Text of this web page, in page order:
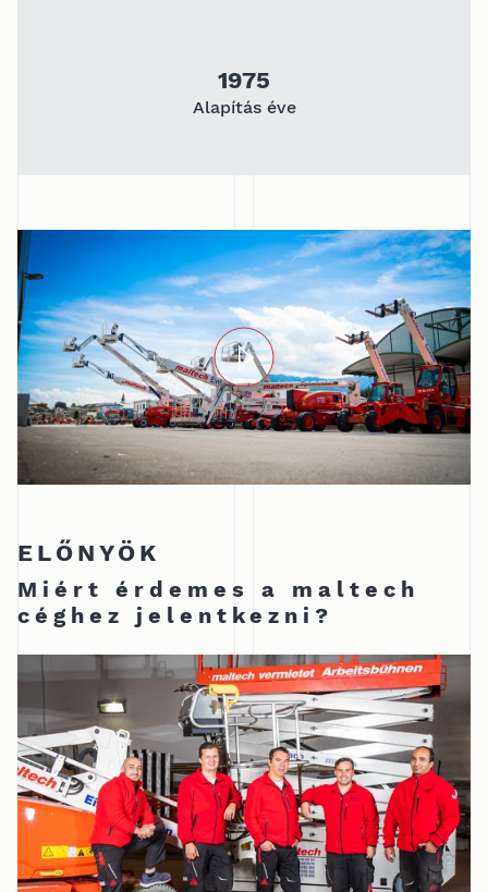
1975
Alapítás éve
ELŐNYÖK
Miért érdemes a maltech
céghez jelentkezni?